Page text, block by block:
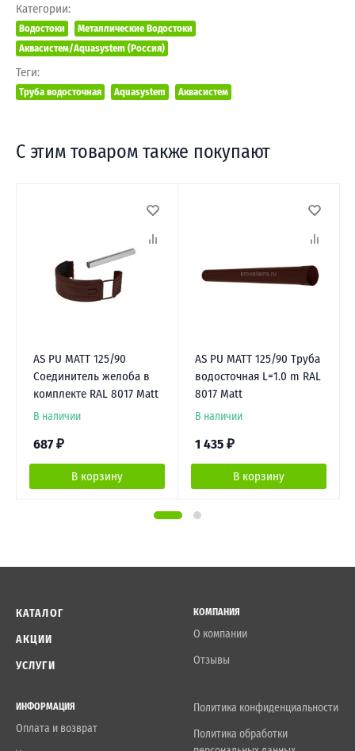
Категории:
Водостоки
Металлические Водостоки
Аквасистем/Aquasystem (Россия)
Теги:
Труба водосточная Aquasystem Аквасистем
С этим товаром также покупают
AS PU MATT 125/90
Соединитель желоба в
комплекте RAL 8017 Matt
В наличии
687 ₽
В корзину
AS PU MATT 125/90 Труба
водосточная L=1.0 m RAL
8017 Matt
В наличии
1 435 ₽
В корзину
КАТАЛОГ
АКЦИИ
УСЛУГИ
КОМПАНИЯ
О компании
Отзывы
ИНФОРМАЦИЯ
Оплата и возврат
Политика конфиденциальности
Политика обработки